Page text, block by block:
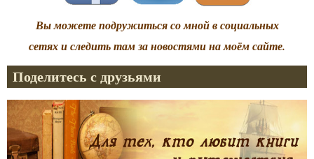
Вы можете подружиться со мной в социальных
сетях и следить там за новостями на моём сайте.
Поделитесь с друзьями